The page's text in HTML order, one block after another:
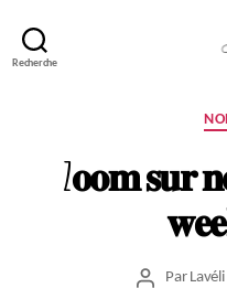
Recherche
Z𝐨𝐨𝐦 𝐬𝐮𝐫
Auteur
Par Lavéli